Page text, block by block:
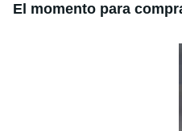
El momento para